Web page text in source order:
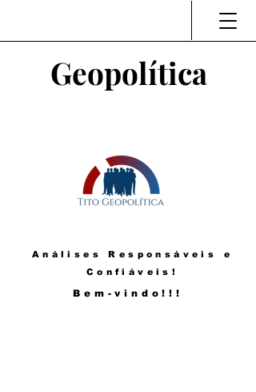
Geopolítica
Análises Responsáveis e
Confiáveis!
Bem-vindo!!!